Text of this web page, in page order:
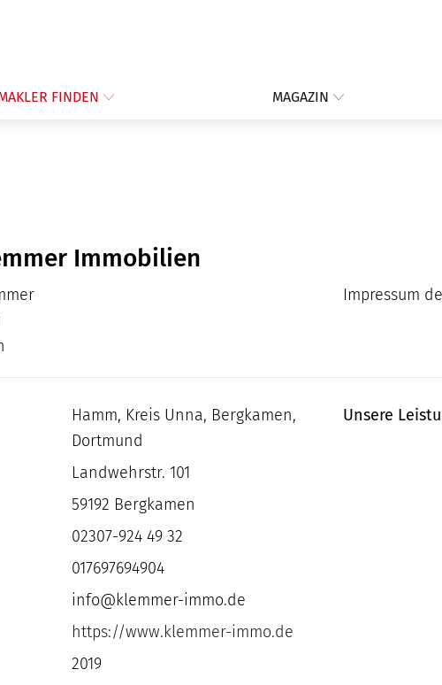
FINDEN MAGAZIN
Immobilien
Impressum
Hamm, Kreis Unna, Bergkamen,
Dortmund
Landwehrstr. 101
59192 Bergkamen
02307-924 49 32
017697694904
info@klemmer-immo.de
https://www.klemmer-immo.de
2019
Unsere